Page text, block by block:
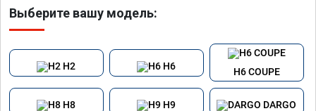
Выберите вашу модель:
H2 H6
H6 COUPE
H8 H9 DARGO